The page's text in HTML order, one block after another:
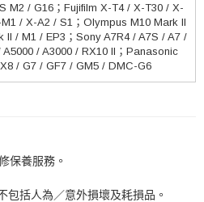
M2 / G16；Fujifilm X-T4 / X-T30 / X-
/ X-A2 / S1；Olympus M10 Mark II
II / M1 / EP3；Sony A7R4 / A7S / A7 /
A5000 / A3000 / RX10 II；Panasonic
/ G7 / GF7 / GM5 / DMC-G6
保養服務。
包括人為／意外損壞及耗損品。